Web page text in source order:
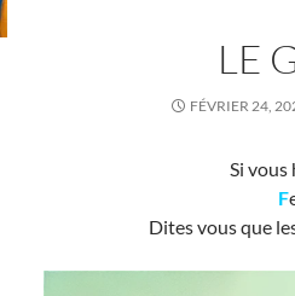
LE
FÉVRIER 24,
Si vous
F
Dites vous que